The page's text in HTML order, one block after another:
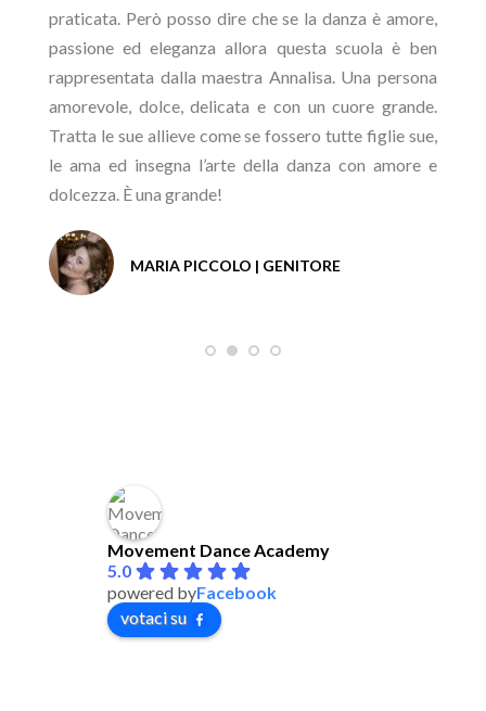
praticata. Però posso dire che se la danza è amore,
passione ed eleganza allora questa scuola è ben
rappresentata dalla maestra Annalisa. Una persona
amorevole, dolce, delicata e con un cuore grande.
Tratta le sue allieve come se fossero tutte figlie sue,
le ama ed insegna l’arte della danza con amore e
dolcezza. È una grande!
MARIA PICCOLO | GENITORE
Movement Dance Academy
5.0
powered byFacebook
votaci su